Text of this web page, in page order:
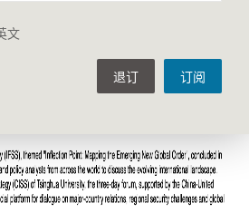
文
订阅
退订